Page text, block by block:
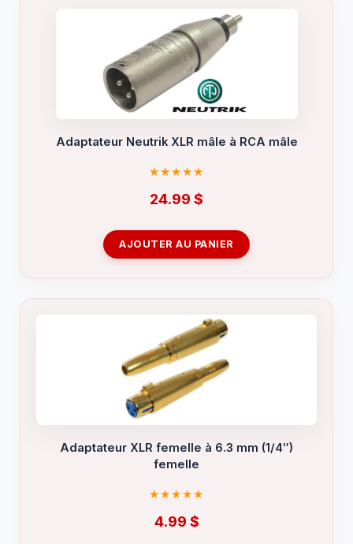
Adaptateur Neutrik XLR mâle à RCA mâle
24.99 $
AJOUTER AU PANIER
Adaptateur XLR femelle à 6.3 mm (1/4″)
femelle
4.99 $